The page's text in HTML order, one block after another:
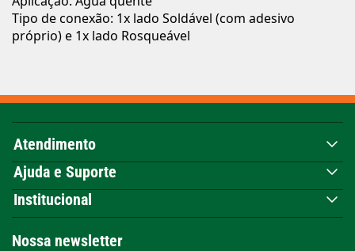
Tipo de conexão: 1x lado Soldável (com adesivo
próprio) e 1x lado Rosqueável
Atendimento
Ajuda e Suporte
Institucional
Nossa newsletter